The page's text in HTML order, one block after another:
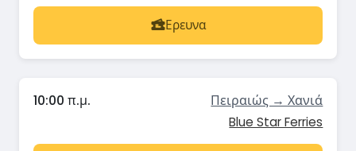
Ερευνα
10:00 π.μ. Πειραιώς → Χανιά
Blue Star Ferries